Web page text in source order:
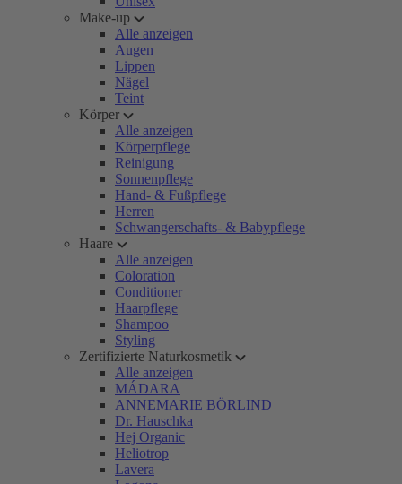
Make-up
Alle anzeigen
Augen
Lippen
Nägel
Teint
Körper
Alle anzeigen
Körperpflege
Reinigung
Sonnenpflege
Hand- & Fußpflege
Herren
Schwangerschafts- & Babypflege
Haare
Alle anzeigen
Coloration
Conditioner
Haarpflege
Shampoo
Styling
Zertifizierte Naturkosmetik
Alle anzeigen
MÁDARA
ANNEMARIE BÖRLIND
Dr. Hauschka
Hej Organic
Heliotrop
Lavera